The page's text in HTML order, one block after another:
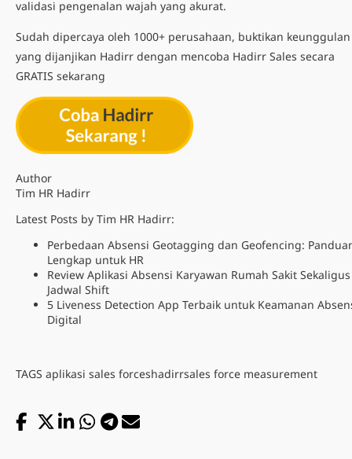
validasi pengenalan wajah yang akurat.
Sudah dipercaya oleh 1000+ perusahaan, buktikan keunggulan
yang dijanjikan Hadirr dengan mencoba Hadirr Sales secara
GRATIS sekarang
Author
Tim HR Hadirr
Latest Posts by Tim HR Hadirr:
Perbedaan Absensi Geotagging dan Geofencing:
Lengkap untuk HR
Review Aplikasi Absensi Karyawan Rumah Sakit Sekaligus
Jadwal Shift
5 Liveness Detection App Terbaik untuk Keamanan
Digital
TAGS aplikasi sales forceshadirrsales force measurement